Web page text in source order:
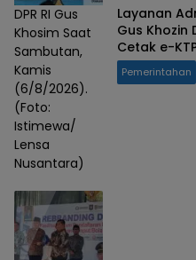
DPR RI Gus
Khosim Saat
Sambutan,
Kamis
(6/8/2026).
(Foto:
Istimewa/
Lensa
Nusantara)
Layanan
Gus Khozin
Cetak e-
Pemerintahan